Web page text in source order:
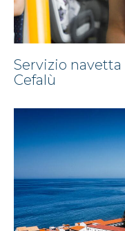
Servizio
Cefalù